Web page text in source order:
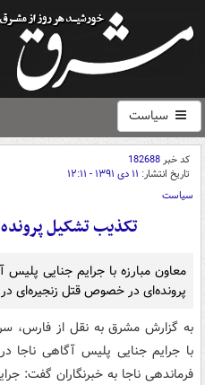
سیاست
کد خبر182688
تاریخ انتشار: ۱۱ دی ۱۳۹۱ - ۱۲:۱۱
سیاست
تکذیب تشکیل
پرونده‌ای در خصوص قتل
به گزارش مشرق به نقل از فارس،
با جرایم جنایی پلیس آگاهی
فرماندهی ناجا به خبرنگاران گفت: